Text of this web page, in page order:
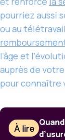
pourriez aussi
ou au
l’âge et
auprès de
pour connaître
À lire